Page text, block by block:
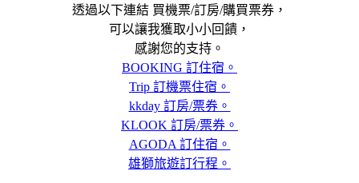
透過以下連結 買機票/訂房/購買票券，
可以讓我獲取小小回饋，
感謝您的支持。
BOOKING 訂住宿。
Trip 訂機票住宿。
kkday 訂房/票券。
KLOOK 訂房/票券。
AGODA 訂住宿。
雄獅旅遊訂行程。